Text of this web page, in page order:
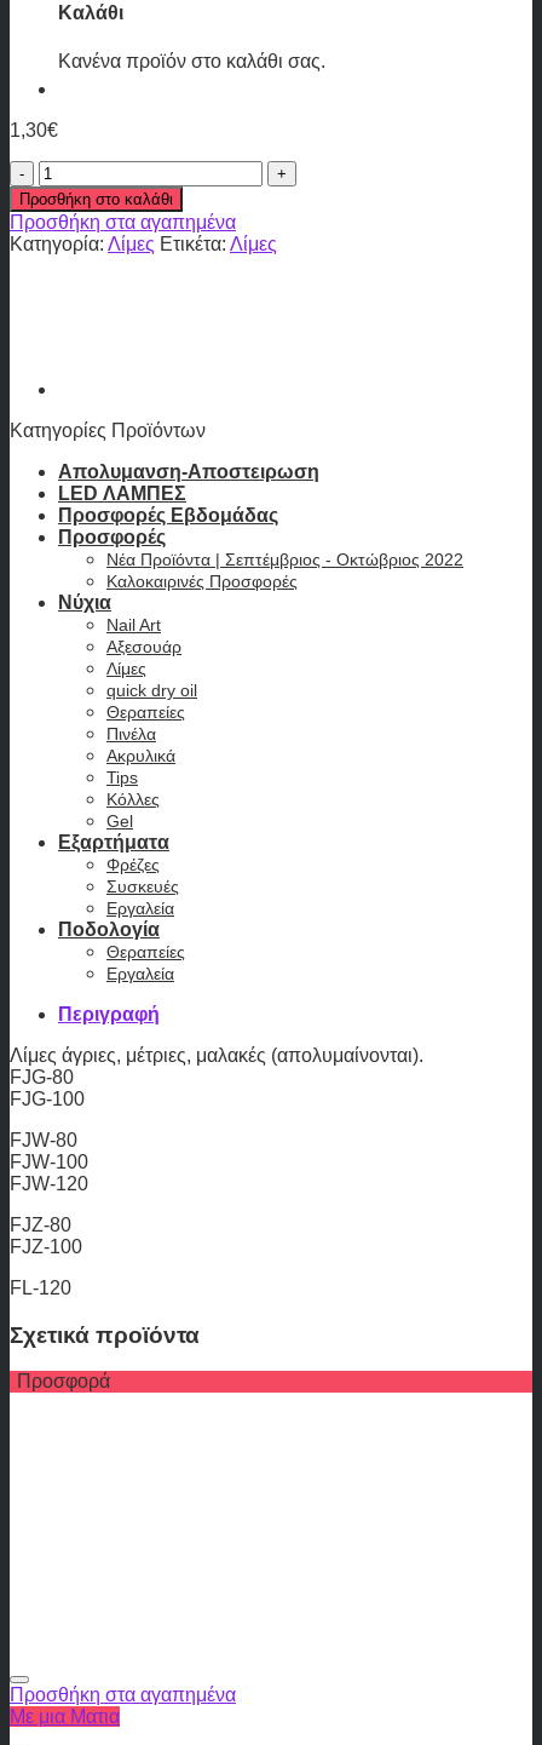
Καλάθι
Κανένα προϊόν στο καλάθι σας.
1,30€
Λίμες
ποσότητα
Προσθήκη στο καλάθι
Προσθήκη στα αγαπημένα
Κατηγορία: Λίμες Ετικέτα: Λίμες
Κατηγορίες Προϊόντων
Απολυμανση-Αποστειρωση
LED ΛΑΜΠΕΣ
Προσφορές Εβδομάδας
Προσφορές
Νέα Προϊόντα | Σεπτέμβριος - Οκτώβριος 2022
Καλοκαιρινές Προσφορές
Νύχια
Nail Art
Αξεσουάρ
Λίμες
quick dry oil
Θεραπείες
Πινέλα
Ακρυλικά
Tips
Κόλλες
Gel
Εξαρτήματα
Φρέζες
Συσκευές
Εργαλεία
Ποδολογία
Θεραπείες
Εργαλεία
Περιγραφή
Λίμες άγριες, μέτριες, μαλακές (απολυμαίνονται).
FJG-80
FJG-100
FJW-80
FJW-100
FJW-120
FJZ-80
FJZ-100
FL-120
Σχετικά προϊόντα
Προσφορά
Προσθήκη στα αγαπημένα
Με μια Ματια